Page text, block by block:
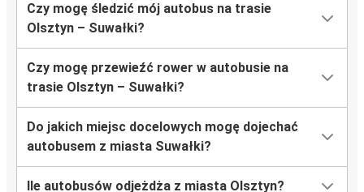
Czy mogę śledzić mój autobus na trasie
Olsztyn – Suwałki?
Czy mogę przewieźć rower w autobusie na
trasie Olsztyn – Suwałki?
Do jakich miejsc docelowych mogę dojechać
autobusem z miasta Suwałki?
Ile autobusów odjeżdża z miasta Olsztyn?